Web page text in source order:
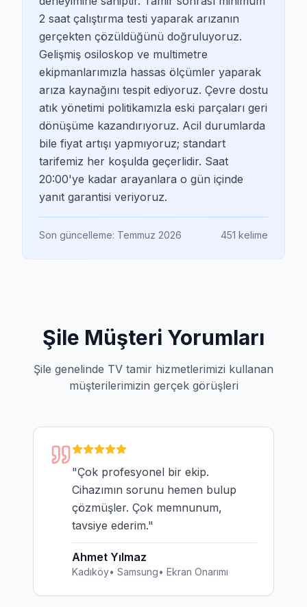
2 saat çalıştırma testi yaparak arızanın
gerçekten çözüldüğünü doğruluyoruz.
Gelişmiş osiloskop ve multimetre
ekipmanlarımızla hassas ölçümler yaparak
arıza kaynağını tespit ediyoruz. Çevre dostu
atık yönetimi politikamızla eski parçaları geri
dönüşüme kazandırıyoruz. Acil durumlarda
bile fiyat artışı yapmıyoruz; standart
tarifemiz her koşulda geçerlidir. Saat
20:00'ye kadar arayanlara o gün içinde
yanıt garantisi veriyoruz.
Son güncelleme: Temmuz 2026 451 kelime
Şile Müşteri Yorumları
Şile genelinde TV tamir hizmetlerimizi kullanan
müşterilerimizin gerçek görüşleri
"Çok profesyonel bir ekip.
Cihazımın sorunu hemen bulup
çözmüşler. Çok memnunum,
tavsiye ederim."
Ahmet Yılmaz
Kadıköy• Samsung• Ekran Onarımı